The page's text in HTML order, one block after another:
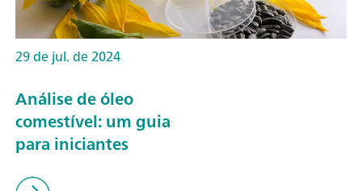
29 de jul. de 2024
Análise de óleo
comestível: um guia
para iniciantes